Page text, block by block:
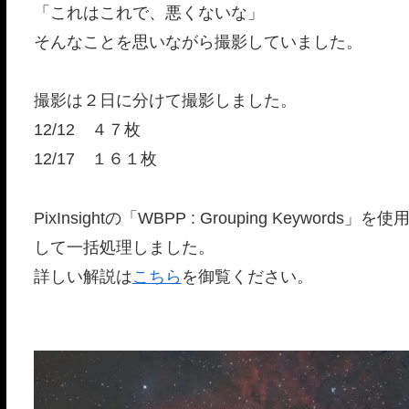
「これはこれで、悪くないな」
そんなことを思いながら撮影していました。
撮影は２日に分けて撮影しました。
12/12 ４７枚
12/17 １６１枚
PixInsightの「WBPP : Grouping Keywords」を使用
して一括処理しました。
詳しい解説はこちら を御覧ください。